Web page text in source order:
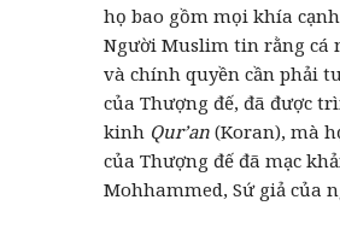
họ bao gồm mọi khía cạnh
Người Muslim tin rằng cá
và chính quyền cần phải
của Thượng đế, đã được
kinh Qur’an (Koran), mà
của Thượng đế đã mạc
Mohhammed, Sứ giả của